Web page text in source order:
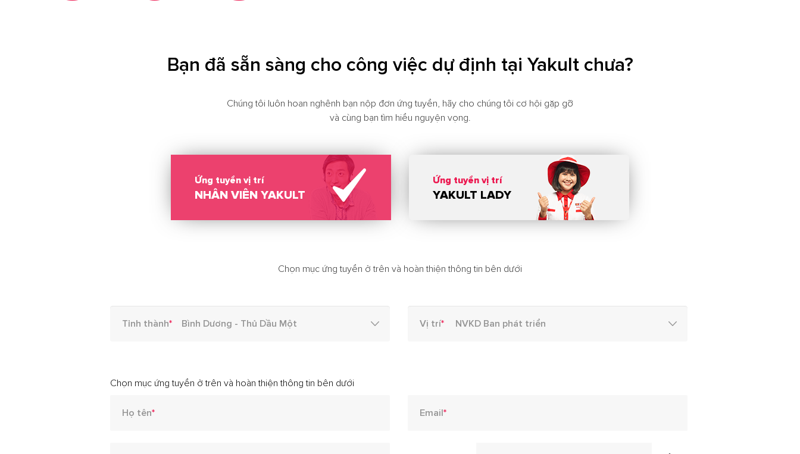
Bạn đã sẵn sàng cho công việc dự định tại Yakult chưa?
Chúng tôi luôn hoan nghênh bạn nộp đơn ứng tuyển, hãy cho chúng tôi cơ hội gặp gỡ
và cùng bạn tìm hiểu nguyện vọng.
Ứng tuyển vị trí
NHÂN VIÊN YAKULT
Ứng tuyển vị trí
YAKULT LADY
Chọn mục ứng tuyển ở trên và hoàn thiện thông tin bên dưới
Tỉnh thành* Vị trí*
Chọn mục ứng tuyển ở trên và hoàn thiện thông tin bên dưới
Họ tên* Email*